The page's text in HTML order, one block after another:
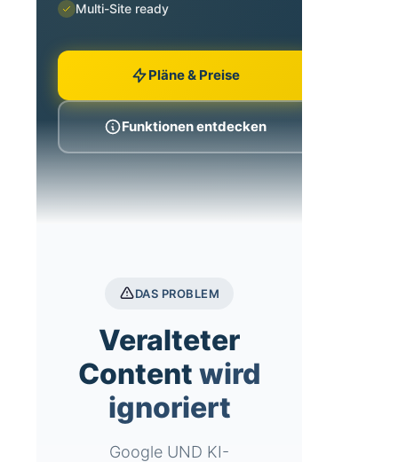
Multi-Site ready
Pläne & Preise
Funktionen entdecken
DAS PROBLEM
Veralteter
Content wird
ignoriert
Google UND KI-